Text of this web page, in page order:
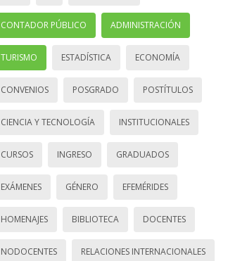
CONTADOR PÚBLICO ADMINISTRACIÓN
TURISMO ESTADÍSTICA ECONOMÍA
CONVENIOS POSGRADO POSTÍTULOS
CIENCIA Y TECNOLOGÍA INSTITUCIONALES
CURSOS INGRESO GRADUADOS
EXÁMENES GÉNERO EFEMÉRIDES
HOMENAJES BIBLIOTECA DOCENTES
NODOCENTES RELACIONES INTERNACIONALES